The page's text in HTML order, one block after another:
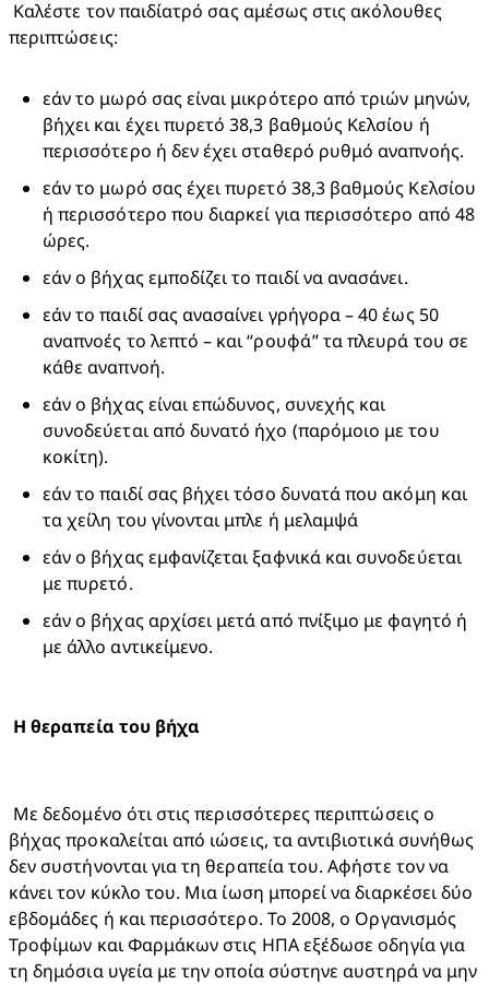
περιπτώσεις:
εάν το μωρό σας είναι μικρότερο από τριών μηνών,
βήχει και έχει πυρετό 38,3 βαθμούς Κελσίου ή
περισσότερο ή δεν έχει σταθερό ρυθμό αναπνοής.
εάν το μωρό σας έχει πυρετό 38,3 βαθμούς Κελσίου
ή περισσότερο που διαρκεί για περισσότερο από 48
ώρες.
εάν ο βήχας εμποδίζει το παιδί να ανασάνει.
εάν το παιδί σας ανασαίνει γρήγορα – 40 έως 50
αναπνοές το λεπτό – και “ρουφά” τα πλευρά του σε
κάθε αναπνοή.
εάν ο βήχας είναι επώδυνος, συνεχής και
συνοδεύεται από δυνατό ήχο (παρόμοιο με του
κοκίτη).
εάν το παιδί σας βήχει τόσο δυνατά που ακόμη και
τα χείλη του γίνονται μπλε ή μελαμψά
εάν ο βήχας εμφανίζεται ξαφνικά και συνοδεύεται
με πυρετό.
εάν ο βήχας αρχίσει μετά από πνίξιμο με φαγητό ή
με άλλο αντικείμενο.
βήχας προκαλείται από ιώσεις, τα αντιβιοτικά συνήθως
δεν συστήνονται για τη θεραπεία του. Αφήστε τον να
κάνει τον κύκλο του. Μια ίωση μπορεί να διαρκέσει δύο
εβδομάδες ή και περισσότερο. Το 2008, ο Οργανισμός
Τροφίμων και Φαρμάκων στις ΗΠΑ εξέδωσε οδηγία για
τη δημόσια υγεία με την οποία σύστηνε αυστηρά να μην